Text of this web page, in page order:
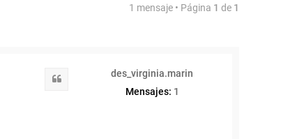
1 mensaje • Página 1 de 1
des_virginia.marin
Mensajes: 1